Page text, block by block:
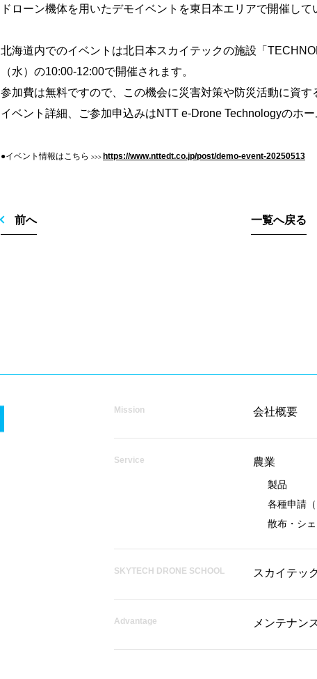
ドローン機体を用いたデモイベントを東日本エリアで開催して
北海道内でのイベントは北日本スカイテックの施設「
（水）の10:00-12:00で開催されます。
参加費は無料ですので、この機会に災害対策や防災活動に資す
イベント詳細、ご参加申込みはNTT e-Drone Technologyのホー
●イベント情報はこちら >>> https://www.nttedt.co.jp/post/demo-event-20250513
前へ 一覧へ戻る
Mission 会社概要
Service 農業
製品
各種申請
散布・シ
SKYTECH DRONE SCHOOL スカイテッ
Advantage メンテナン